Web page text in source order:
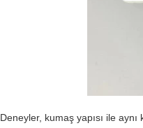
Deneyler, kumaş yapısı ile